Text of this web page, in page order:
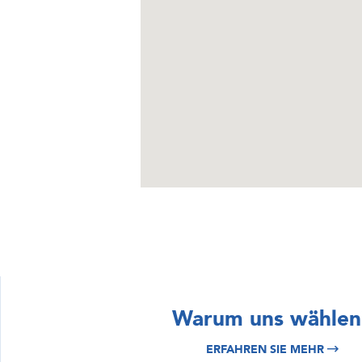
Warum uns
ERFAHREN SIE MEHR
Yachtcharter
Erfahren Sie mehr